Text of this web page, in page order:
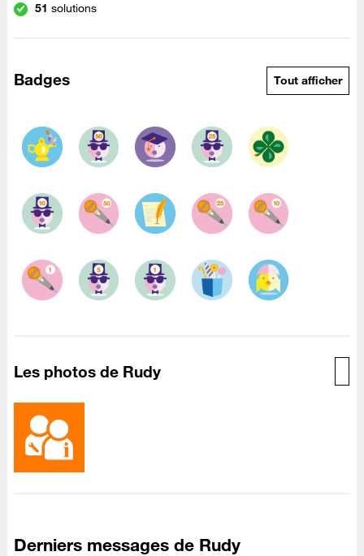
51 solutions
Badges Tout afficher
Les photos de Rudy
Derniers messages de Rudy